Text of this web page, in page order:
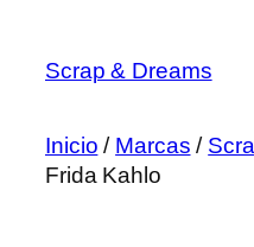
contenido
Scrap & Dreams
Inicio / Marcas /
Frida Kahlo